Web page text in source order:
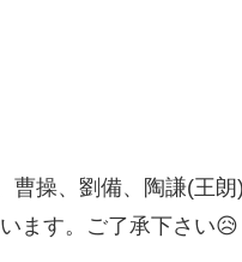
曹操、劉備、陶謙(王
ます。ご了承下さい😥